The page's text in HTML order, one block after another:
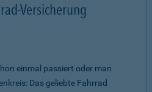
Versicherung
einmal passiert oder man
Das geliebte Fahrrad